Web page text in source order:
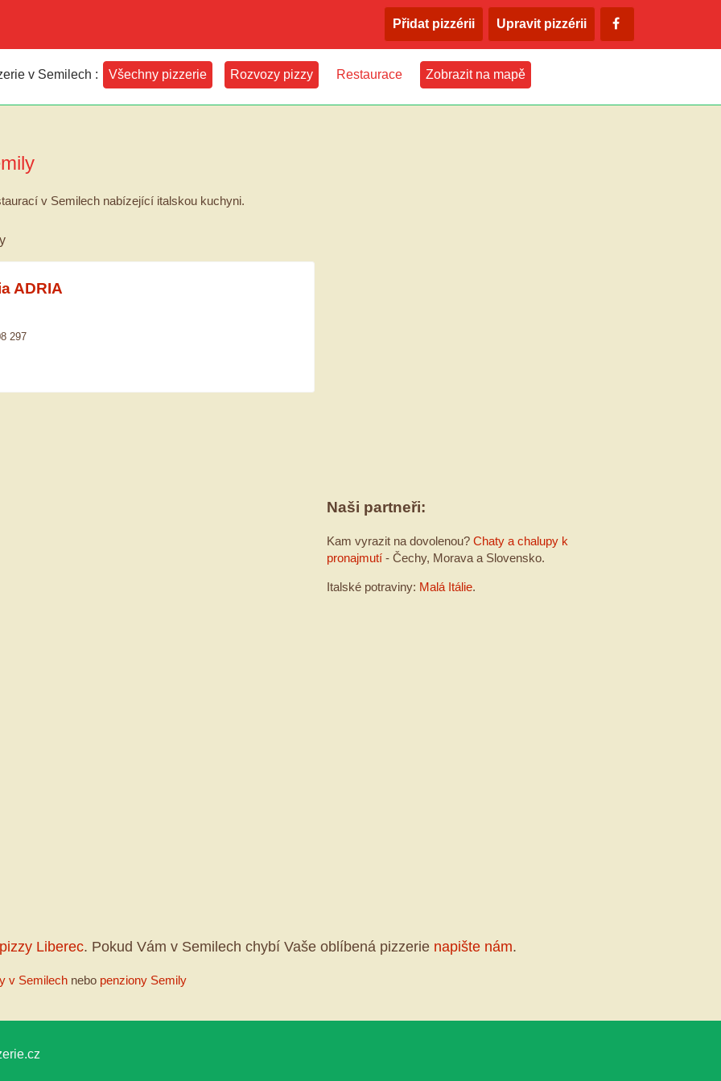
Přidat pizzérii Upravit pizzérii
v Semilech : Všechny pizzerie Rozvozy pizzy Restaurace Zobrazit na mapě
v Semilech nabízející italskou kuchyni.
ADRIA
297
Naši partneři:
Kam vyrazit na dovolenou?Chaty a chalupy k
pronajmutí - Čechy, Morava a Slovensko.
Italské potraviny: Malá Itálie.
Liberec. Pokud Vám v Semilech chybí Vaše oblíbená pizzerie napište nám.
v Semilech nebo penziony Semily